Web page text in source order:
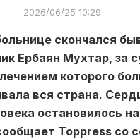
2026/06/25 10:29
скончался
Ербаян Мухтар, за
которого
вся страна.
остановилось
Toppress со